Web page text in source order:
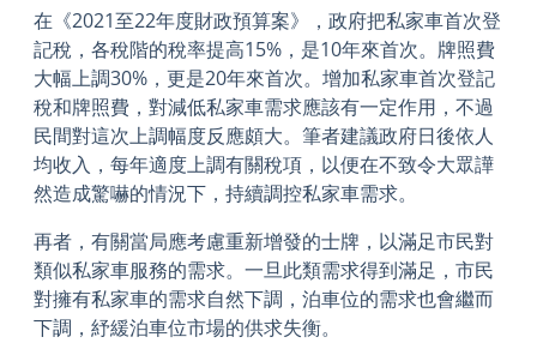
在《2021至22年度財政預算案》，政府把私家車首次登
記稅，各稅階的稅率提高15%，是10年來首次。牌照費
大幅上調30%，更是20年來首次。增加私家車首次登記
稅和牌照費，對減低私家車需求應該有一定作用，不過
民間對這次上調幅度反應頗大。筆者建議政府日後依人
均收入，每年適度上調有關稅項，以便在不致令大眾譁
然造成驚嚇的情況下，持續調控私家車需求。
再者，有關當局應考慮重新增發的士牌，以滿足市民對
類似私家車服務的需求。一旦此類需求得到滿足，市民
對擁有私家車的需求自然下調，泊車位的需求也會繼而
下調，紓緩泊車位市場的供求失衡。